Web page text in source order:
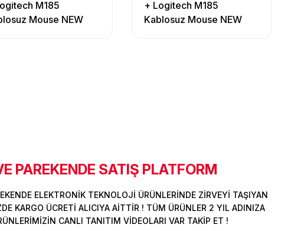
M185
Mouse NEW
+ Logitech M185
Kablosuz Mouse NEW
PAREKENDE SATIŞ PLATFORM
ELEKTRONİK TEKNOLOJİ ÜRÜNLERİNDE ZİRVEYİ TAŞIYAN
KARGO ÜCRETİ ALICIYA AİTTİR ! TÜM ÜRÜNLER 2 YIL ADINIZA
CANLI TANITIM VİDEOLARI VAR TAKİP ET !